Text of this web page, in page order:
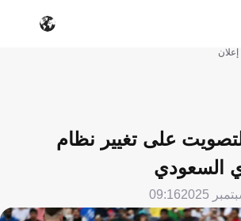
إعلان
على تغيير نظام
السعودي
09:16